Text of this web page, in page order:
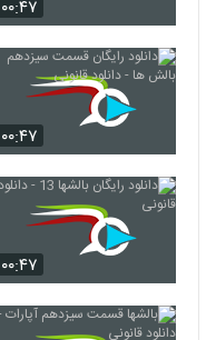
۰۰:۴۷
۰۰:۴۷
۰۰:۴۷